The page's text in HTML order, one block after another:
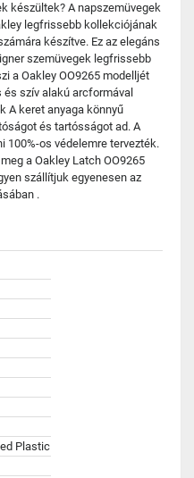
készültek? A napszemüvegek
legfrissebb kollekciójának
készítve. Ez az elegáns
szemüvegek legfrissebb
a Oakley OO9265 modelljét
szív alakú arcformával
A keret anyaga könnyű
és tartósságot ad. A
100%-os védelemre tervezték.
a Oakley Latch OO9265
szállítjuk egyenesen az
.
Plastic